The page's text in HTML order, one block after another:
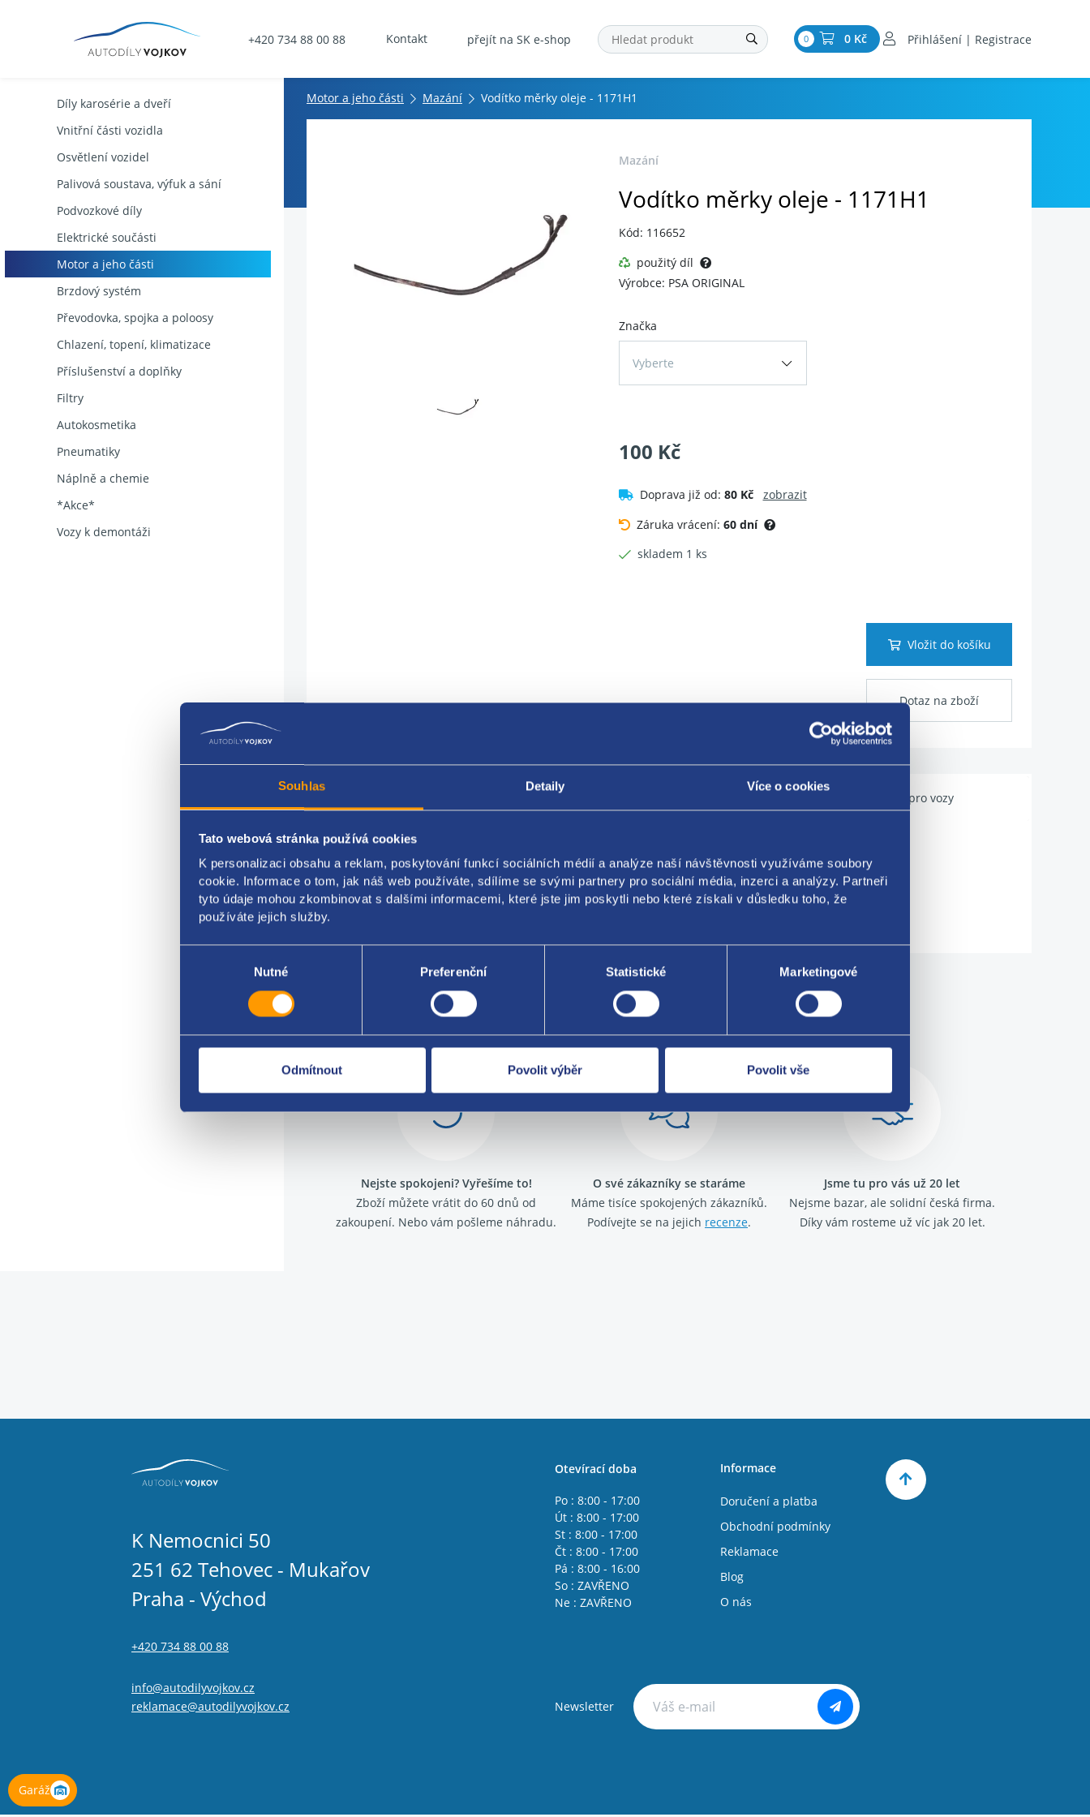
Souhlas Detaily Více o cookies
Tato webová stránka používá cookies
K personalizaci obsahu a reklam, poskytování funkcí sociálních médií a analýze naší návštěvnosti využíváme soubory
cookie. Informace o tom, jak náš web používáte, sdílíme se svými partnery pro sociální média, inzerci a analýzy. Partneři
tyto údaje mohou zkombinovat s dalšími informacemi, které jste jim poskytli nebo které získali v důsledku toho, že
používáte jejich služby.
Nutné Preferenční Statistické Marketingové
Odmítnout Povolit výběr Povolit vše
+420 734 88 00 88 Kontakt přejít na SK e-shop 0 0 Kč Přihlášení | Registrace
Díly karosérie a dveří
Vnitřní části vozidla
Osvětlení vozidel
Palivová soustava, výfuk a sání
Podvozkové díly
Elektrické součásti
Motor a jeho části
Brzdový systém
Převodovka, spojka a poloosy
Chlazení, topení, klimatizace
Příslušenství a doplňky
Filtry
Autokosmetika
Pneumatiky
Náplně a chemie
*Akce*
Vozy k demontáži
Motor a jeho části Mazání Vodítko měrky oleje - 1171H1
Mazání
Vodítko měrky oleje - 1171H1
Kód: 116652
použitý díl
Výrobce: PSA ORIGINAL
Značka
Vyberte
100 Kč
Doprava již od: 80 Kč
zobrazit
Záruka vrácení: 60 dní
skladem 1 ks
Vložit do košíku
Dotaz na zboží
Použitelné pro vozy
Vodítko měrky oleje
PSA original: 1171H1
Za kvalitu ručíme!
Nejste spokojeni? Vyřešíme to!
Zboží můžete vrátit do 60 dnů od
zakoupení. Nebo vám pošleme náhradu.
O své zákazníky se staráme
Máme tisíce spokojených zákazníků.
Podívejte se na jejich recenze.
Jsme tu pro vás už 20 let
Nejsme bazar, ale solidní česká firma.
Díky vám rosteme už víc jak 20 let.
Garáž
K Nemocnici 50
251 62 Tehovec - Mukařov
Praha - Východ
+420 734 88 00 88
info@autodilyvojkov.cz
reklamace@autodilyvojkov.cz
Otevírací doba
Po : 8:00 - 17:00
Út : 8:00 - 17:00
St : 8:00 - 17:00
Čt : 8:00 - 17:00
Pá : 8:00 - 16:00
So : ZAVŘENO
Ne : ZAVŘENO
Informace
Doručení a platba
Obchodní podmínky
Reklamace
Blog
O nás
Newsletter